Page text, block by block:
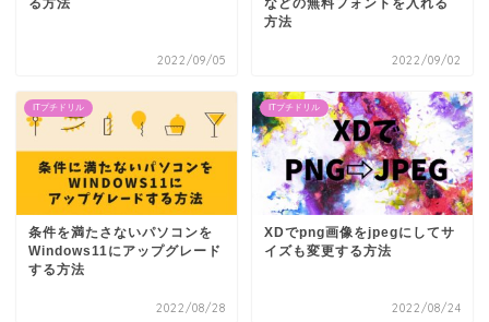
2022/09/05
方法
2022/09/02
ITプチドリル
条件を満たさないパソコンを
Windows11にアップグレード
する方法
2022/08/28
ITプチドリル
XDでpng画像をjpegにしてサ
イズも変更する方法
2022/08/24